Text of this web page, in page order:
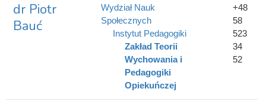
dr Piotr
Bauć
+48
58
523
34
52
Wydział Nauk
Społecznych
Instytut Pedagogiki
Zakład Teorii
Wychowania i
Pedagogiki
Opiekuńczej